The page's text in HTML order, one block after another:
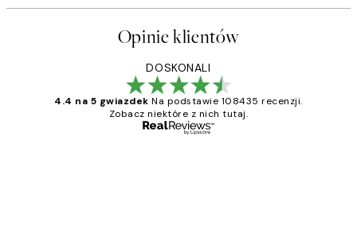
Opinie klientów
DOSKONALI
4.4 na 5 gwiazdek Na podstawie 108435 recenzji.
Zobacz niektóre z nich tutaj.